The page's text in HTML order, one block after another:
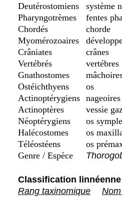
Deutérostomiens
système
Pharyngotrèmes
fentes
Chordés
chorde
Myomérozoaires
Crâniates
crânes
Vertébrés
vertébres
Gnathostomes
Ostéichthyens
os
Actinoptérygiens
Actinoptères
vessie
Néoptérygiens
os
Halécostomes
os
Téléostéens
os
Genre / Espèce
Classification linnéenne
Rang taxinomique